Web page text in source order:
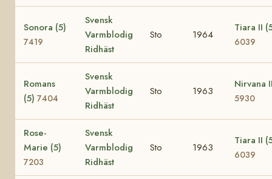
Sonora (5)
7419
Svensk
Varmblodig
Ridhäst
Sto 1964
Tiara II
6039
Romans
(5) 7404
Svensk
Varmblodig
Ridhäst
Sto 1963
Nirvana
5930
Rose-
Marie (5)
7203
Svensk
Varmblodig
Ridhäst
Sto 1963
Tiara II
6039